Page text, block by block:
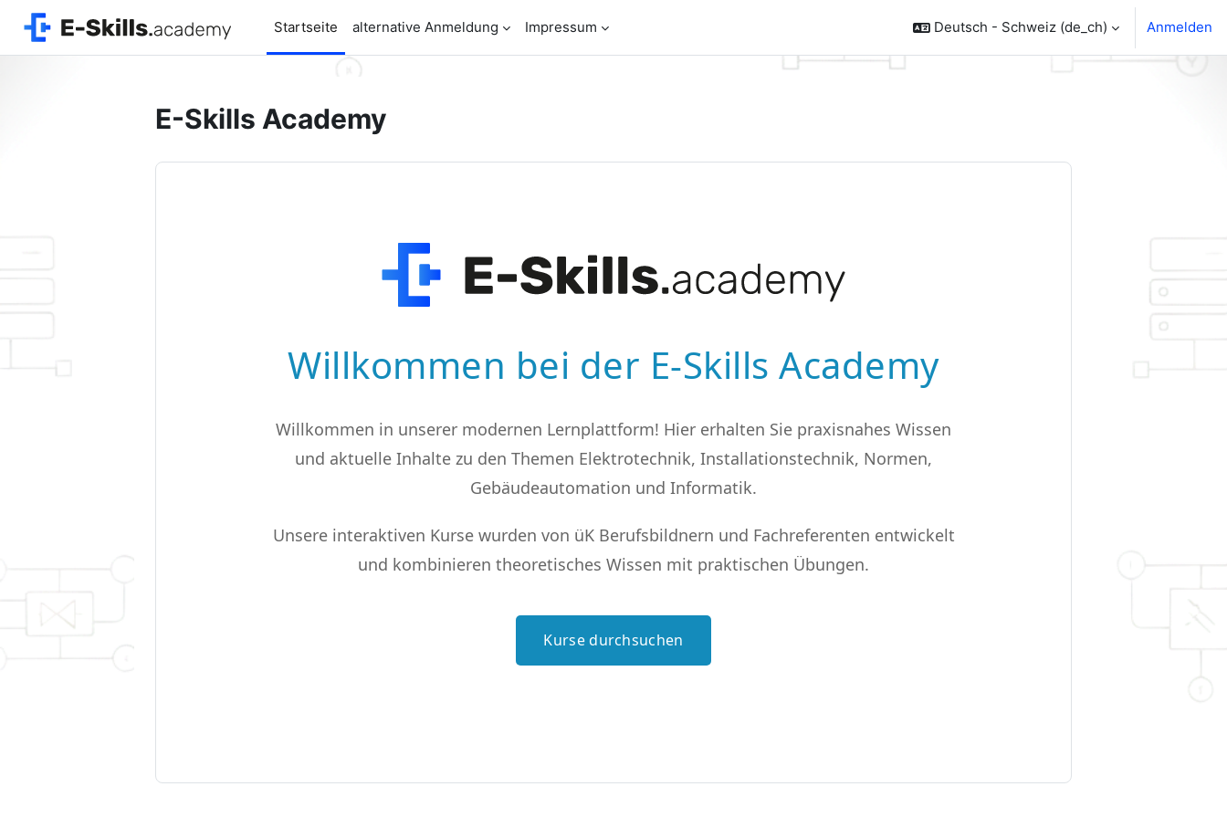
Zum Hauptinhalt
Startseite
alternative Anmeldung Impressum Deutsch - Schweiz ‎(de_ch)‎ Anmelden
E-Skills Academy
Willkommen bei der E-Skills Academy
Willkommen in unserer modernen Lernplattform! Hier erhalten Sie praxisnahes Wissen
und aktuelle Inhalte zu den Themen Elektrotechnik, Installationstechnik, Normen,
Gebäudeautomation und Informatik.
Unsere interaktiven Kurse wurden von üK Berufsbildnern und Fachreferenten entwickelt
und kombinieren theoretisches Wissen mit praktischen Übungen.
Kurse durchsuchen